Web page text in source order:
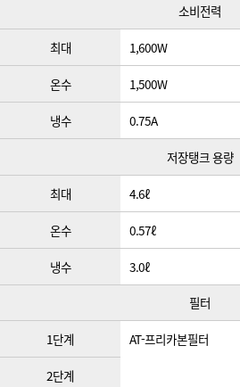
소비전력
최대 1,600W
온수 1,500W
냉수 0.75A
저장탱크 용량
최대 4.6ℓ
온수 0.57ℓ
냉수
3.0ℓ
필터
1단계 AT-프리카본필터
2단계